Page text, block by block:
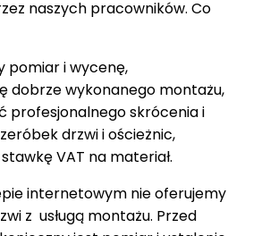
naszych pracowników. Co
pomiar i wycenę,
dobrze wykonanego montażu,
profesjonalnego skrócenia i
drzwi i ościeżnic,
VAT na materiał.
internetowym nie oferujemy
z usługą montażu. Przed